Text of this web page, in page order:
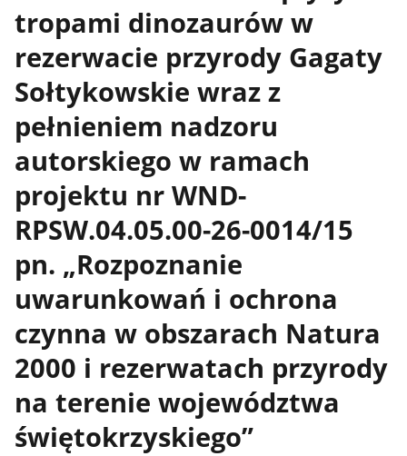
tropami dinozaurów w
rezerwacie przyrody Gagaty
Sołtykowskie wraz z
pełnieniem nadzoru
autorskiego w ramach
projektu nr WND-
RPSW.04.05.00-26-0014/15
pn. „Rozpoznanie
uwarunkowań i ochrona
czynna w obszarach Natura
2000 i rezerwatach przyrody
na terenie województwa
świętokrzyskiego”